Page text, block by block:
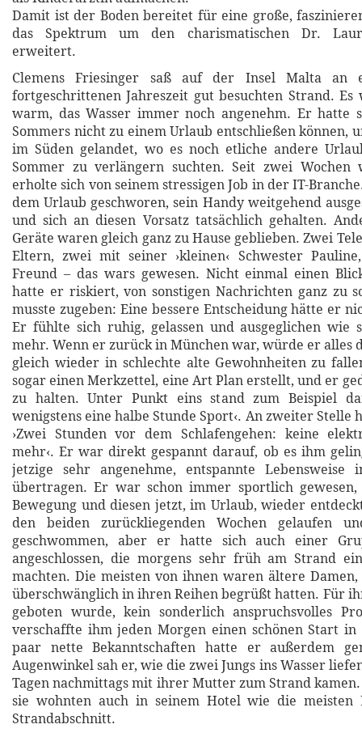
Damit ist der Boden bereitet für eine große,
das Spektrum um den charismatischen Dr.
erweitert.
Clemens Friesinger saß auf der Insel Malta an
fortgeschrittenen Jahreszeit gut besuchten Strand.
warm, das Wasser immer noch angenehm. Er hatte
Sommers nicht zu einem Urlaub entschließen können,
im Süden gelandet, wo es noch etliche andere
Sommer zu verlängern suchten. Seit zwei
erholte sich von seinem stressigen Job in der IT-
dem Urlaub geschworen, sein Handy weitgehend
und sich an diesen Vorsatz tatsächlich gehalten.
Geräte waren gleich ganz zu Hause geblieben. Zwei
Eltern, zwei mit seiner ›kleinen‹ Schwester
Freund – das wars gewesen. Nicht einmal einen
hatte er riskiert, von sonstigen Nachrichten ganz zu
musste zugeben: Eine bessere Entscheidung hätte er
Er fühlte sich ruhig, gelassen und ausgeglichen wie
mehr. Wenn er zurück in München war, würde er alles
gleich wieder in schlechte alte Gewohnheiten zu
sogar einen Merkzettel, eine Art Plan erstellt, und er
zu halten. Unter Punkt eins stand zum Beispiel
wenigstens eine halbe Stunde Sport‹. An zweiter Stelle
›Zwei Stunden vor dem Schlafengehen: keine
mehr‹. Er war direkt gespannt darauf, ob es ihm
jetzige sehr angenehme, entspannte
übertragen. Er war schon immer sportlich
Bewegung und diesen jetzt, im Urlaub, wieder
den beiden zurückliegenden Wochen gelaufen
geschwommen, aber er hatte sich auch einer
angeschlossen, die morgens sehr früh am Strand
machten. Die meisten von ihnen waren ältere
überschwänglich in ihren Reihen begrüßt hatten. Für
geboten wurde, kein sonderlich anspruchsvolles
verschaffte ihm jeden Morgen einen schönen Start in
paar nette Bekanntschaften hatte er außerdem
Augenwinkel sah er, wie die zwei Jungs ins Wasser
Tagen nachmittags mit ihrer Mutter zum Strand
sie wohnten auch in seinem Hotel wie die meisten
Strandabschnitt.